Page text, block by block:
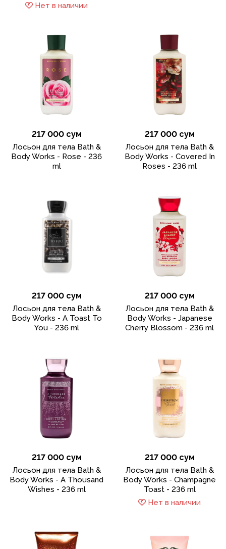
Нет в наличии
217 000 сум
Лосьон для тела Bath &
Body Works - Rose - 236
ml
217 000 сум
Лосьон для тела Bath &
Body Works - Covered In
Roses - 236 ml
217 000 сум
Лосьон для тела Bath &
Body Works - A Toast To
You - 236 ml
217 000 сум
Лосьон для тела Bath &
Body Works - Japanese
Cherry Blossom - 236 ml
217 000 сум
Лосьон для тела Bath &
Body Works - A Thousand
Wishes - 236 ml
217 000 сум
Лосьон для тела Bath &
Body Works - Champagne
Toast - 236 ml
Нет в наличии